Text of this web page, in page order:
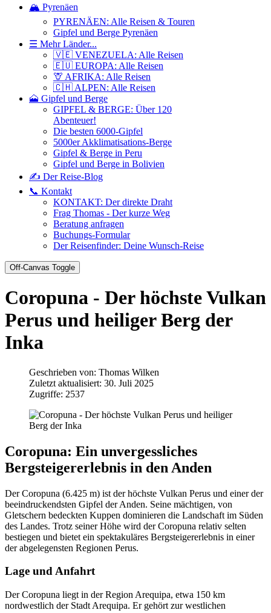
🏔️ Pyrenäen
PYRENÄEN: Alle Reisen & Touren
Gipfel und Berge Pyrenäen
☰ Mehr Länder...
🇻🇪 VENEZUELA: Alle Reisen
🇪🇺 EUROPA: Alle Reisen
🦒 AFRIKA: Alle Reisen
🇨🇭 ALPEN: Alle Reisen
🗻 Gipfel und Berge
GIPFEL & BERGE: Über 120
Abenteuer!
Die besten 6000-Gipfel
5000er Akklimatisations-Berge
Gipfel & Berge in Peru
Gipfel und Berge in Bolivien
✍️ Der Reise-Blog
📞 Kontakt
KONTAKT: Der direkte Draht
Frag Thomas - Der kurze Weg
Beratung anfragen
Buchungs-Formular
Der Reisenfinder: Deine Wunsch-Reise
Off-Canvas Toggle
Coropuna - Der höchste Vulkan
Perus und heiliger Berg der
Inka
Geschrieben von: Thomas Wilken
Zuletzt aktualisiert: 30. Juli 2025
Zugriffe: 2537
Coropuna: Ein unvergessliches
Bergsteigererlebnis in den Anden
Der Coropuna (6.425 m) ist der höchste Vulkan Perus und einer der
beeindruckendsten Gipfel der Anden. Seine mächtigen, von
Gletschern bedeckten Kuppen dominieren die Landschaft im Süden
des Landes. Trotz seiner Höhe wird der Coropuna relativ selten
bestiegen und bietet ein spektakuläres Bergsteigererlebnis in einer
der abgelegensten Regionen Perus.
Lage und Anfahrt
Der Coropuna liegt in der Region Arequipa, etwa 150 km
nordwestlich der Stadt Arequipa. Er gehört zur westlichen